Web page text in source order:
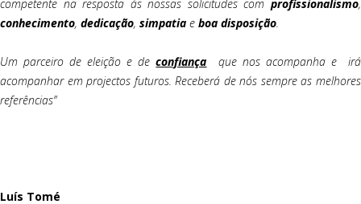
competente na resposta às nossas solicitudes com profissionalismo,
conhecimento, dedicação, simpatia e boa disposição.
Um parceiro de eleição e deconfiança que nos acompanha e irá
acompanhar em projectos futuros. Receberá de nós sempre as melhores
referências”
Luís Tomé